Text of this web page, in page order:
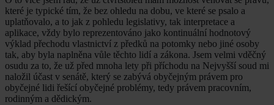
které je typické tím, že bez ohledu na dobu, ve které se psalo a
uplatňovalo, a to jak z pohledu legislativy, tak interpretace a
aplikace, vždy bylo reprezentováno jako kontinuální hodnotový
výklad přechodu vlastnictví z předků na potomky nebo jiné osoby
tak, aby byla naplněna vůle těchto lidí a zákona. Jsem velmi vděčný
osudu za to, že už před mnoha lety při příchodu na Nejvyšší soud mi
naložil účast v senátě, který se zabývá obyčejným právem pro
obyčejné lidi řešící obyčejné problémy, tedy právem pracovním,
rodinným a dědickým.